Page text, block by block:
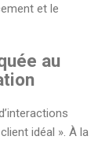
et le
au
idéal ». À la